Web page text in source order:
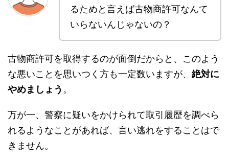
るためと言えば古物商許可なんて
いらないんじゃないの？
古物商許可を取得するのが面倒だからと、このよう
な悪いことを思いつく方も一定数いますが、 絶対に
やめましょう 。
万が一、警察に疑いをかけられて取引履歴を調べら
れるようなことがあれば、言い逃れをすることはで
きません。